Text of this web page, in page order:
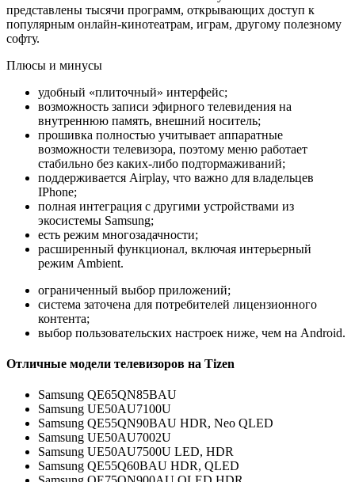
представлены тысячи программ, открывающих доступ к
популярным онлайн-кинотеатрам, играм, другому полезному
софту.
Плюсы и минусы
удобный «плиточный» интерфейс;
возможность записи эфирного телевидения на
внутреннюю память, внешний носитель;
прошивка полностью учитывает аппаратные
возможности телевизора, поэтому меню работает
стабильно без каких-либо подтормаживаний;
поддерживается Airplay, что важно для владельцев
IPhone;
полная интеграция с другими устройствами из
экосистемы Samsung;
есть режим многозадачности;
расширенный функционал, включая интерьерный
режим Ambient.
ограниченный выбор приложений;
система заточена для потребителей лицензионного
контента;
выбор пользовательских настроек ниже, чем на Android.
Отличные модели телевизоров на Tizen
Samsung QE65QN85BAU
Samsung UE50AU7100U
Samsung QE55QN90BAU HDR, Neo QLED
Samsung UE50AU7002U
Samsung UE50AU7500U LED, HDR
Samsung QE55Q60BAU HDR, QLED